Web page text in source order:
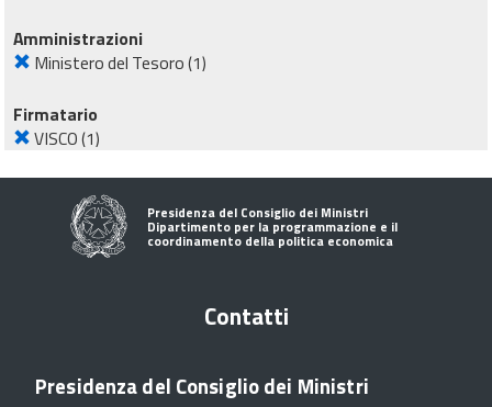
Amministrazioni
Ministero del Tesoro(1)
Firmatario
VISCO(1)
Presidenza del Consiglio dei Ministri
Dipartimento per la programmazione e il
coordinamento della politica economica
Contatti
Presidenza del Consiglio dei Ministri